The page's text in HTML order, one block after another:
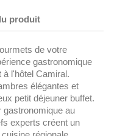
produit
de votre
gastronomique
à l'hôtel Camiral.
élégantes et
petit déjeuner buffet.
gastronomique au
experts créent un